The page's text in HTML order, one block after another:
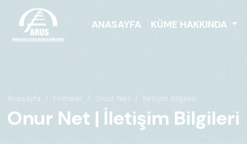
ANASAYFA KÜME HAKKINDA
Anasayfa Firmalar Onur Net İletişim Bilgileri
Onur Net | İletişim Bilgileri